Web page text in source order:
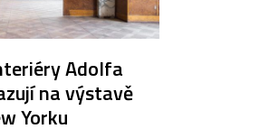
Adolfa
na výstavě
Yorku